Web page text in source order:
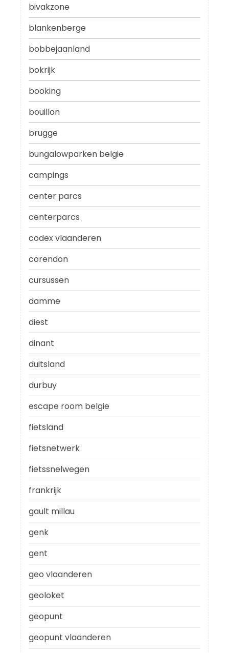
bivakzone
blankenberge
bobbejaanland
bokrijk
booking
bouillon
brugge
bungalowparken belgie
campings
center parcs
centerparcs
codex vlaanderen
corendon
cursussen
damme
diest
dinant
duitsland
durbuy
escape room belgie
fietsland
fietsnetwerk
fietssnelwegen
frankrijk
gault millau
genk
gent
geo vlaanderen
geoloket
geopunt
geopunt vlaanderen